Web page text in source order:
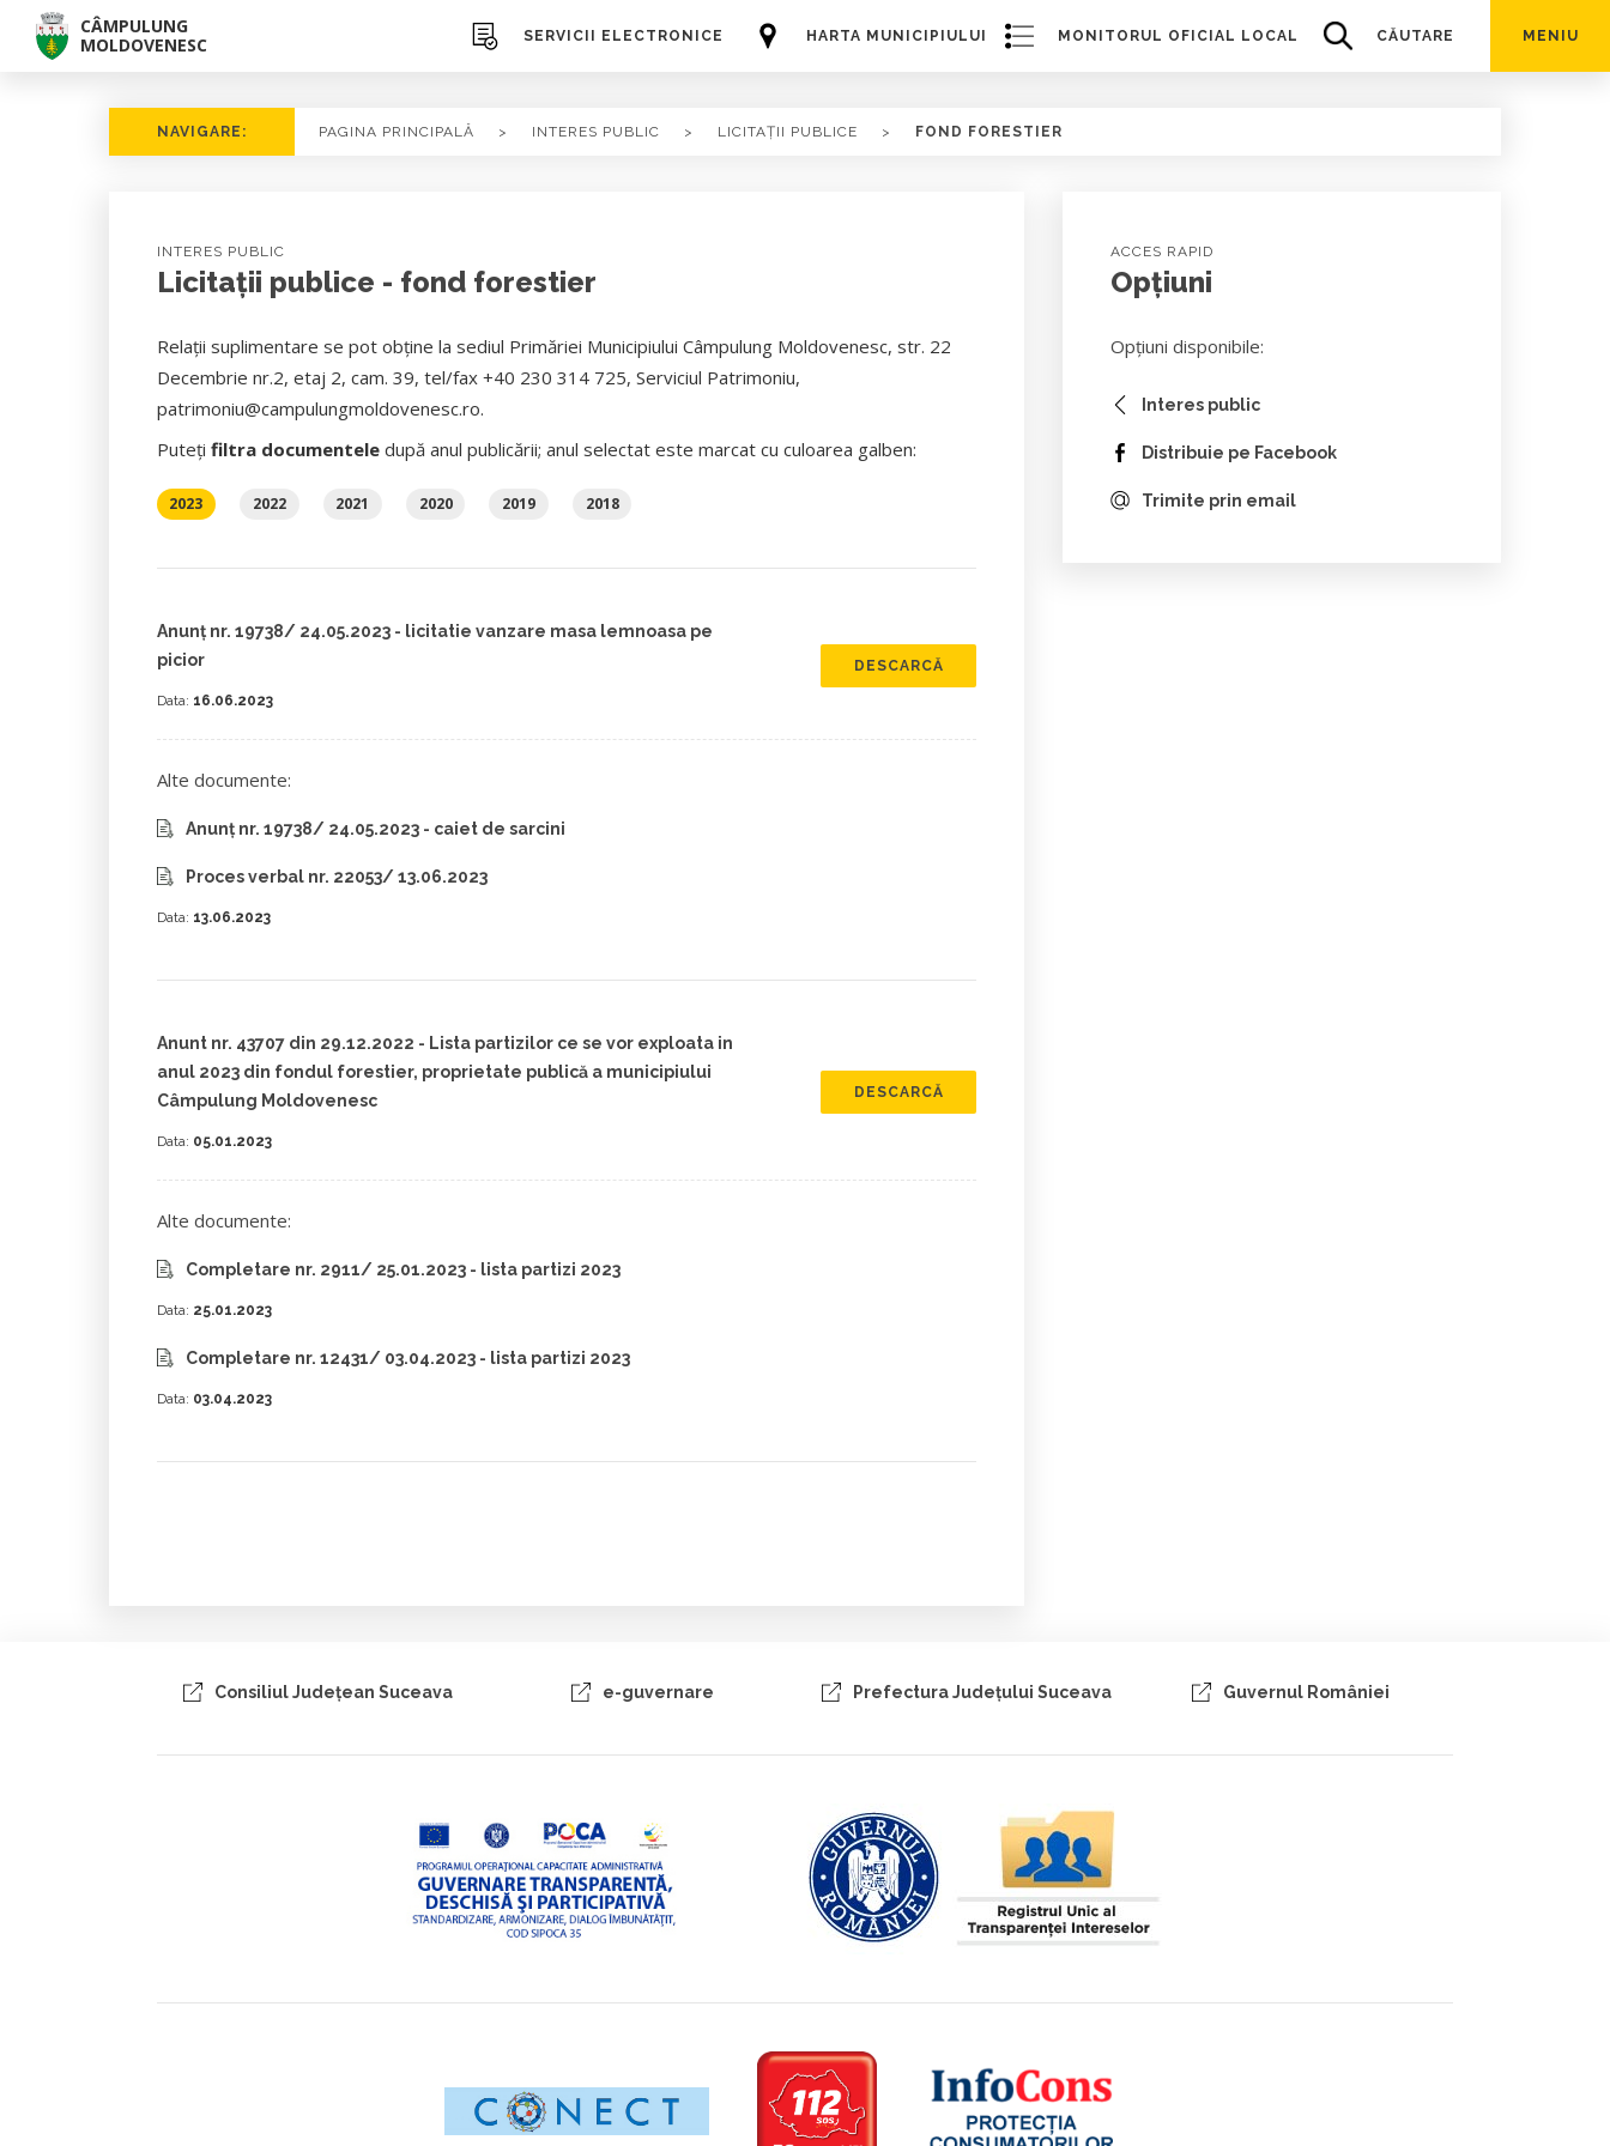
CÂMPULUNG
MOLDOVENESC
HARTA MUNICIPIULUI
SERVICII ELECTRONICE MONITORUL OFICIAL LOCAL CĂUTARE MENIU
NAVIGARE: PAGINA PRINCIPALĂ > INTERES PUBLIC > LICITAȚII PUBLICE > FOND FORESTIER
INTERES PUBLIC
Licitații publice - fond forestier
Relaţii suplimentare se pot obţine la sediul Primăriei Municipiului Câmpulung Moldovenesc, str. 22
Decembrie nr.2, etaj 2, cam. 39, tel/fax +40 230 314 725, Serviciul Patrimoniu,
patrimoniu@campulungmoldovenesc.ro.
Puteți filtra documenteledupă anul publicării; anul selectat este marcat cu culoarea galben:
2023 2022 2021 2020 2019 2018
Anunț nr. 19738/ 24.05.2023 - licitatie vanzare masa lemnoasa pe
picior
Data: 16.06.2023
DESCARCĂ
Alte documente:
Anunț nr. 19738/ 24.05.2023 - caiet de sarcini
Proces verbal nr. 22053/ 13.06.2023
Data: 13.06.2023
Anunt nr. 43707 din 29.12.2022 - Lista partizilor ce se vor exploata in
anul 2023 din fondul forestier, proprietate publică a municipiului
Câmpulung Moldovenesc
Data: 05.01.2023
DESCARCĂ
Alte documente:
Completare nr. 2911/ 25.01.2023 - lista partizi 2023
Data: 25.01.2023
Completare nr. 12431/ 03.04.2023 - lista partizi 2023
Data: 03.04.2023
ACCES RAPID
Opțiuni
Opțiuni disponibile:
Interes public
Distribuie pe Facebook
Trimite prin email
Consiliul Judeţean Suceava e-guvernare Prefectura Judeţului Suceava Guvernul României